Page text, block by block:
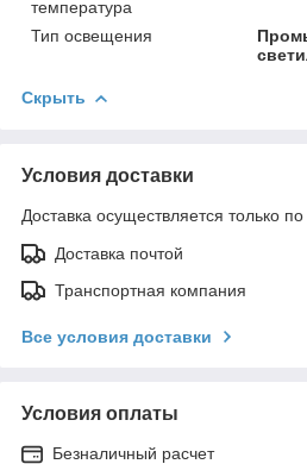
температура
Тип освещения
Скрыть
Условия доставки
Доставка осуществляется только
Доставка почтой
Транспортная компания
Все условия доставки
Условия оплаты
Безналичный расчет